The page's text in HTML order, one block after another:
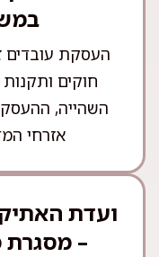
העסקת עובדים
חוקים
השהייה,
אזרחי
ועדת
– מסגרת